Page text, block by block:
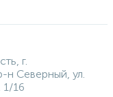
г.
Северный, ул.
1/16